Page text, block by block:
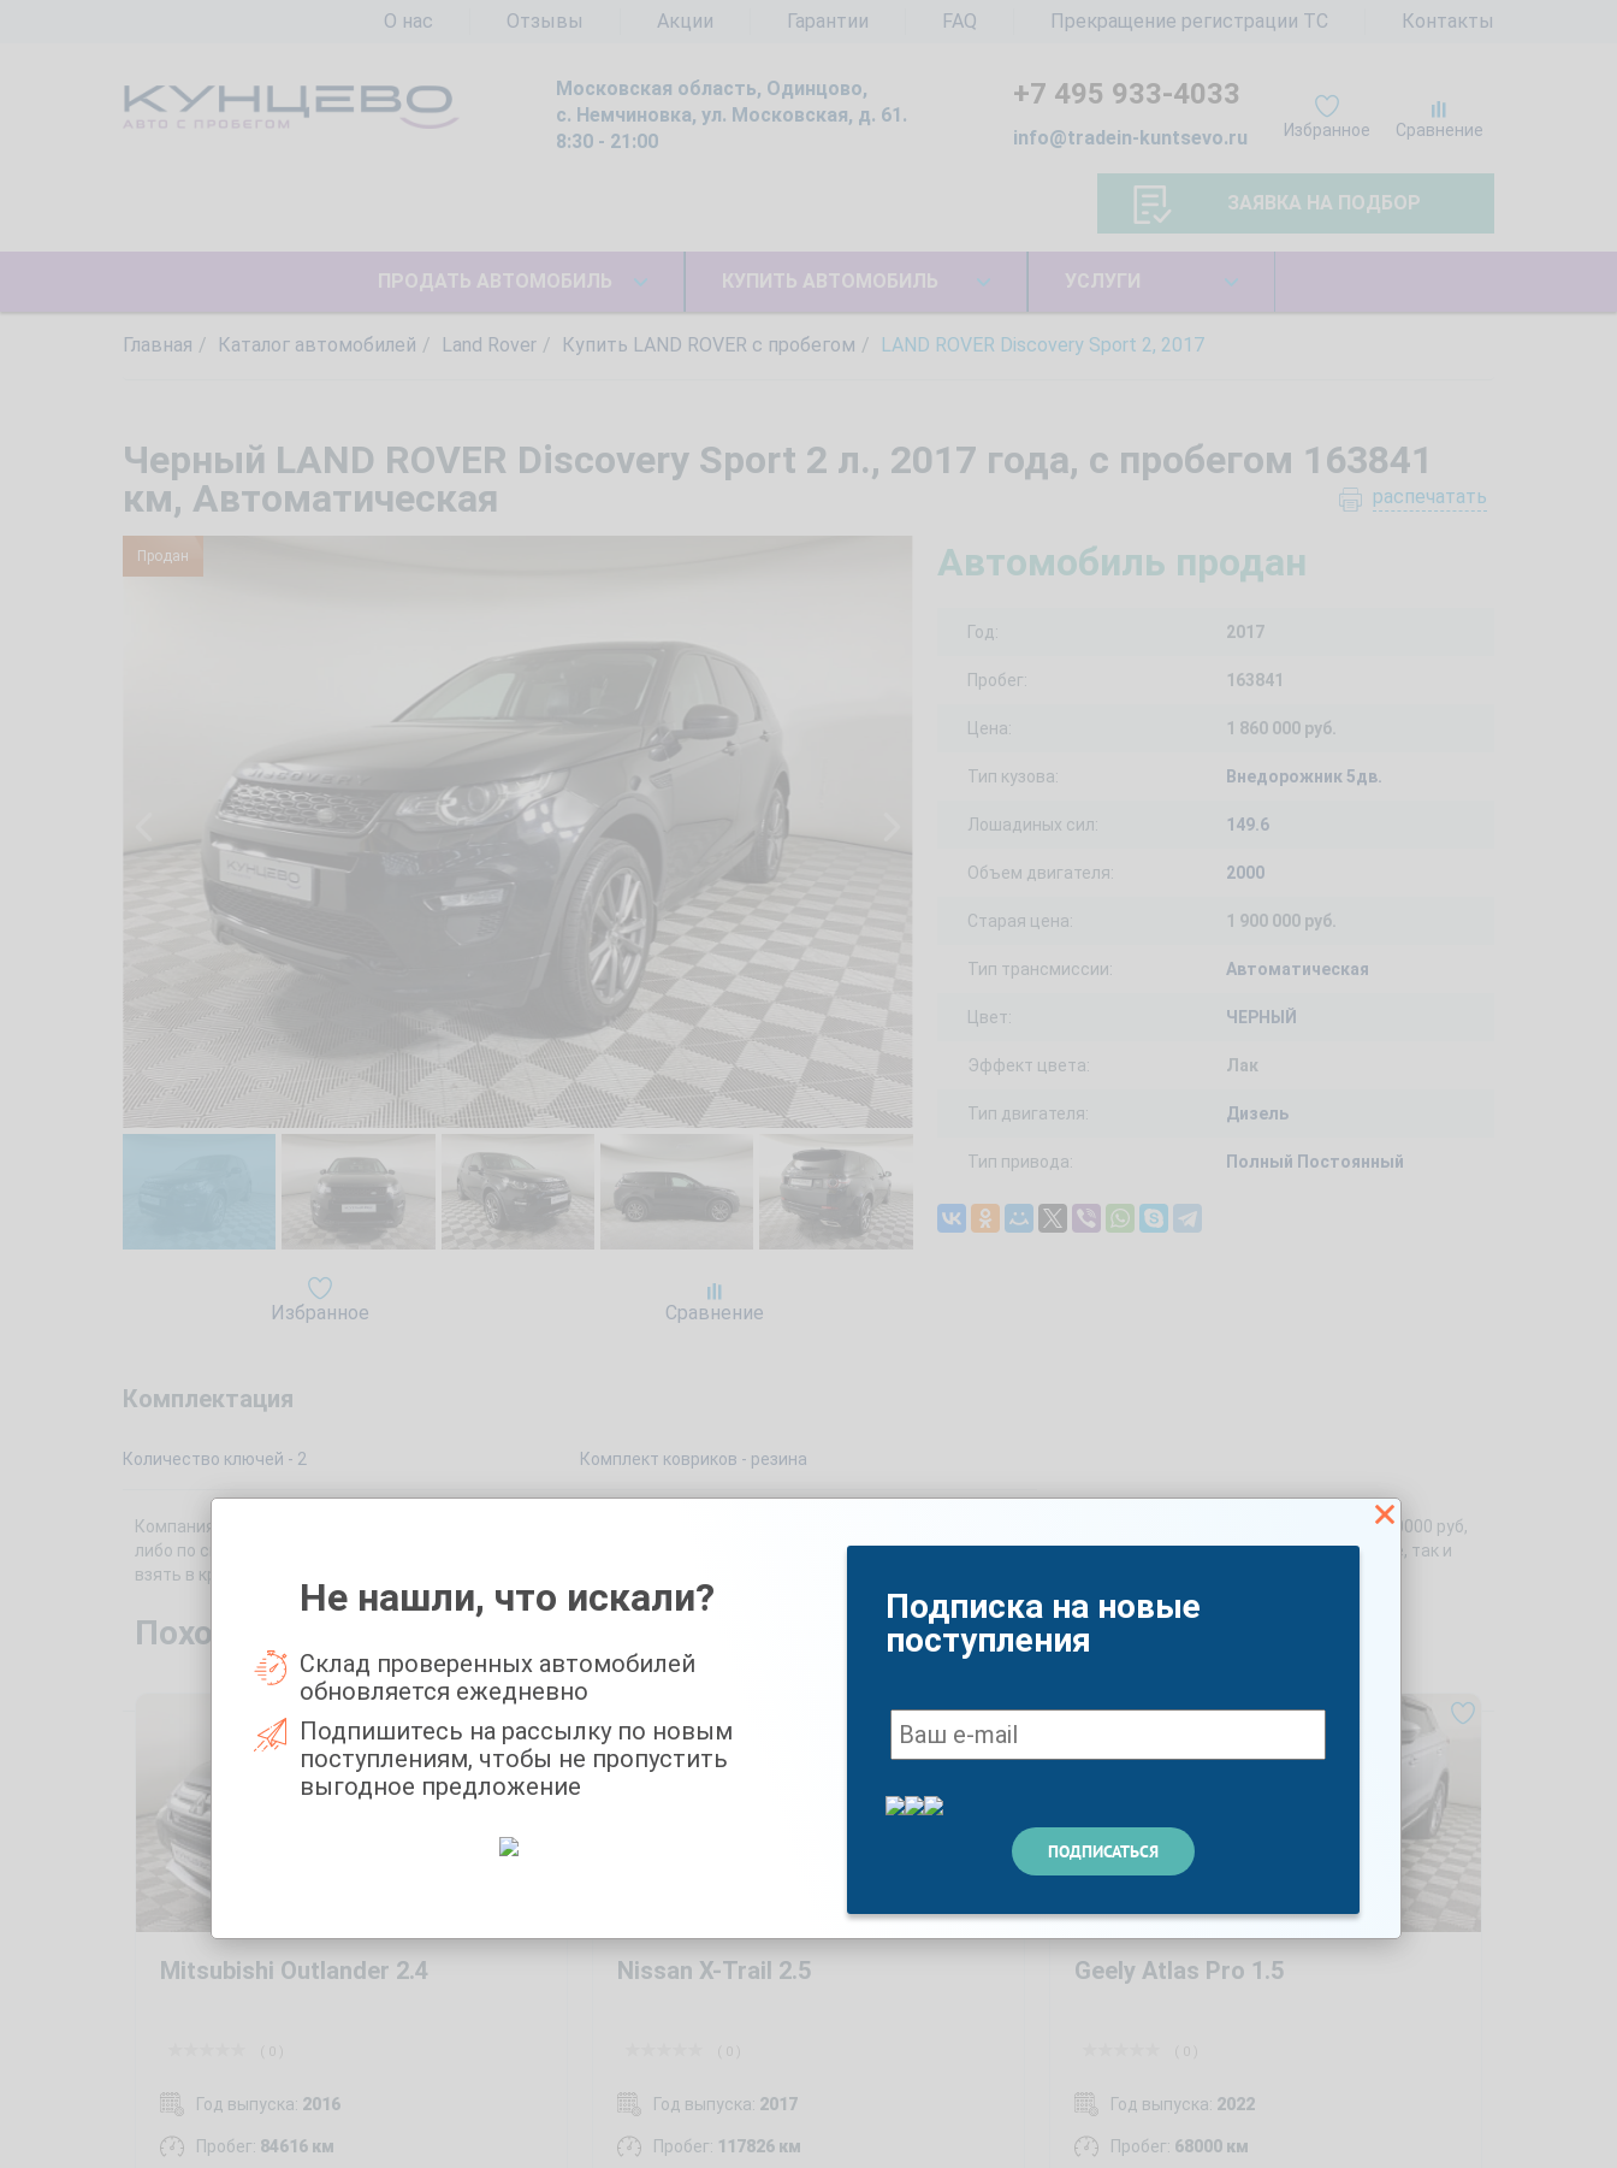
О нас Отзывы Акции Гарантии FAQ Прекращение регистрации ТС Контакты
Московская область, Одинцово,
с. Немчиновка, ул. Московская, д. 61.
8:30 - 21:00
Избранное Сравнение
+7 495 933-4033
info@tradein-kuntsevo.ru
ЗАЯВКА НА ПОДБОР
ПРОДАТЬ АВТОМОБИЛЬ КУПИТЬ АВТОМОБИЛЬ УСЛУГИ
Главная Каталог автомобилей Land Rover Купить LAND ROVER с пробегом LAND ROVER Discovery Sport 2, 2017
Черный LAND ROVER Discovery Sport 2 л., 2017 года, с пробегом 163841
км, Автоматическая
Продан
Избранное Сравнение
распечатать
Автомобиль продан
Год: 2017
Пробег: 163841
Цена: 1 860 000 руб.
Тип кузова: Внедорожник 5дв.
Лошадиных сил: 149.6
Объем двигателя: 2000
Старая цена: 1 900 000 руб.
Тип трансмиссии: Автоматическая
Цвет: ЧЕРНЫЙ
Эффект цвета: Лак
Тип двигателя: Дизель
Тип привода: Полный Постоянный
Комплектация
Количество ключей - 2 Комплект ковриков - резина
Компания «Trade-In Кунцево» предлагает Вам купить подержанный автомобиль LAND ROVER Discovery Sport 2, 2017 в кузове Внедорожник 5дв. по цене 1860000 руб,
либо по системе Трейд Ин. Автомобиль 2017 года с пробегом 163841 км, объемом двигателя 2000 см3 и мощностью 149.6 л.с. можно купить как за наличные, так и
взять в кредит. Перед покупкой Вы также можете записаться на бесплатный тест-драйв. Доступный цвет машины — ЧЕРНЫЙ.
Похожие автомобили с пробегом
Mitsubishi Outlander 2.4
Год выпуска: 2016
Пробег: 84616 км
Nissan X-Trail 2.5
Год выпуска: 2017
Пробег: 117826 км
Geely Atlas Pro 1.5
Год выпуска: 2022
Пробег: 68000 км
Не нашли, что искали?
Склад проверенных автомобилей
обновляется ежедневно
Подпишитесь на рассылку по новым
поступлениям, чтобы не пропустить
выгодное предложение
Подписка на новые
поступления